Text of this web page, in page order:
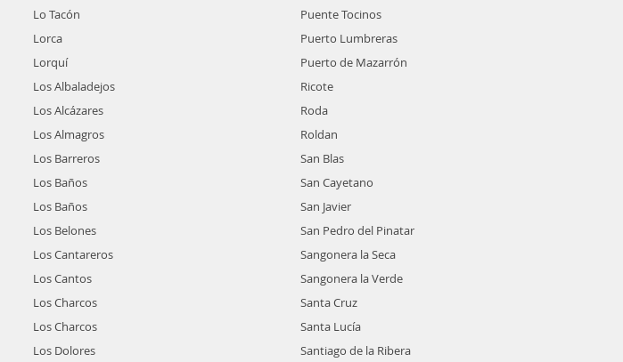
Lo Tacón
Lorca
Lorquí
Los Albaladejos
Los Alcázares
Los Almagros
Los Barreros
Los Baños
Los Baños
Los Belones
Los Cantareros
Los Cantos
Los Charcos
Los Charcos
Los Dolores
Puente Tocinos
Puerto Lumbreras
Puerto de Mazarrón
Ricote
Roda
Roldan
San Blas
San Cayetano
San Javier
San Pedro del Pinatar
Sangonera la Seca
Sangonera la Verde
Santa Cruz
Santa Lucía
Santiago de la Ribera